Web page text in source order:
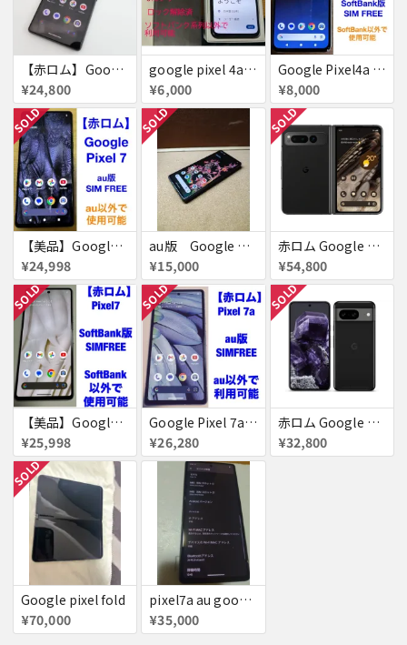
【赤ロム】Google Pixel 7a チャコール docomo版 付属品完備
¥24,800
google pixel 4a 赤ロム
¥6,000
Google Pixel4a 5G 128GB 赤ロム
¥8,000
SOLD
【美品】Google Pixel 7 128GB 赤ロム
¥24,998
SOLD
au版 Google Pixel 6 128GB ジャンク品扱い
¥15,000
SOLD
赤ロム Google Pixel Fold Softbank Obsidian 送料無料
¥54,800
SOLD
【美品】Google Pixel7 ［赤ロム］Pixel 7
¥25,998
SOLD
Google Pixel 7a［赤ロム］
¥26,280
SOLD
赤ロム Google Pixel8 SoftBank Obsidian SIMフリー 送料無料
¥32,800
SOLD
Google pixel fold
¥70,000
pixel7a au google グレー
¥35,000